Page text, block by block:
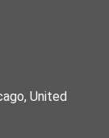
United